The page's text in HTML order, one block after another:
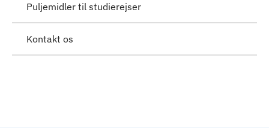
Puljemidler til studierejser
Kontakt os